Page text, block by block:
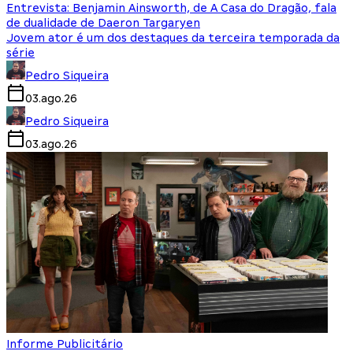
Entrevista: Benjamin Ainsworth, de A Casa do Dragão, fala
de dualidade de Daeron Targaryen
Jovem ator é um dos destaques da terceira temporada da
série
Pedro Siqueira
03.ago.26
Pedro Siqueira
03.ago.26
Informe Publicitário